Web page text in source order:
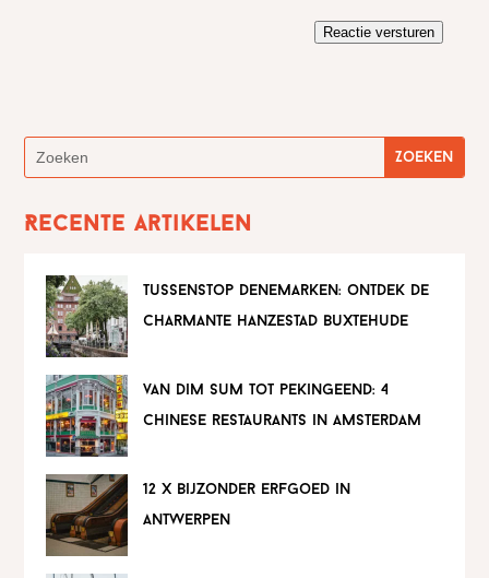
Reactie versturen
Recente artikelen
tussenstop denemarken: ontdek de
charmante hanzestad buxtehude
van dim sum tot pekingeend: 4
chinese restaurants in amsterdam
12 x bijzonder erfgoed in
antwerpen